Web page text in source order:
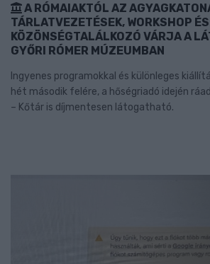
A RÓMAIAKTÓL AZ
TÁRLATVEZETÉSEK, WORKSHOP ÉS
KÖZÖNSÉGTALÁLKOZÓ VÁRJA A
GYŐRI RÓMER MÚZEUMBAN
Ingyenes programokkal és különleges
hét második felére, a hőségriadó idején
– Kőtár is díjmentesen látogatható.